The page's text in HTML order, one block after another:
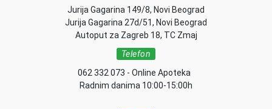
Jurija Gagarina 149/8, Novi Beograd
Jurija Gagarina 27d/51, Novi Beograd
Autoput za Zagreb 18, TC Zmaj
Telefon
062 332 073 - Online Apoteka
Radnim danima 10:00-15:00h